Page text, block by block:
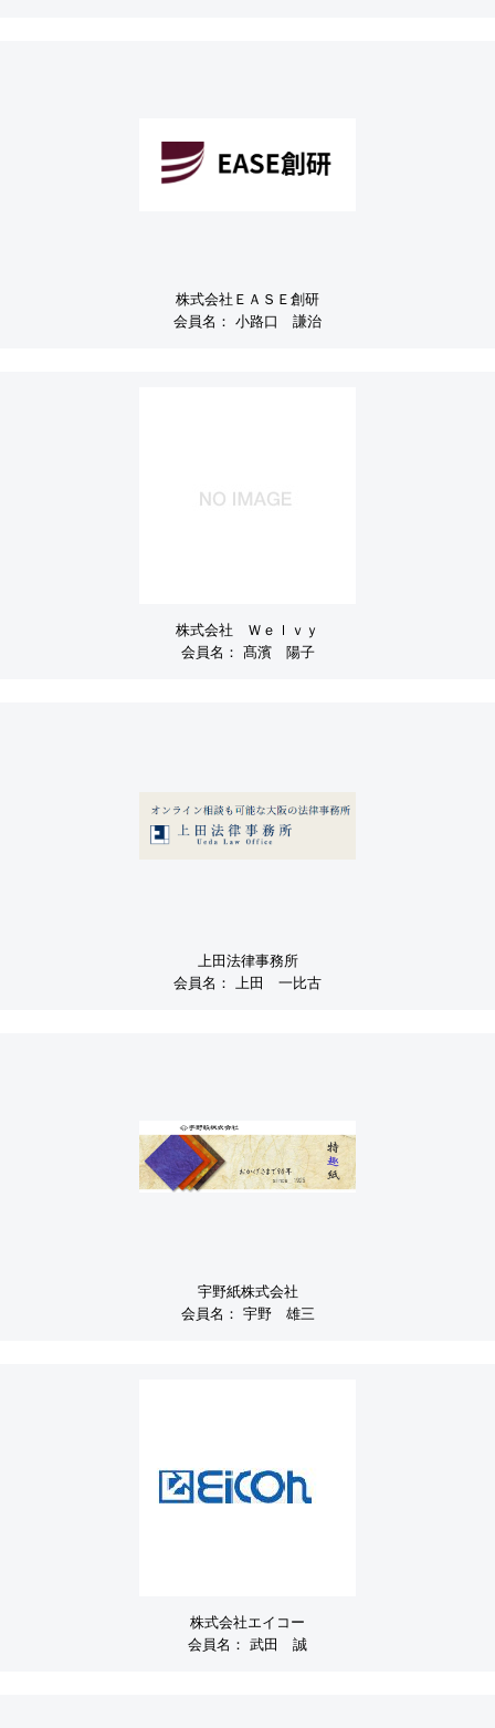
株式会社ＥＡＳＥ創研
会員名： 小路口 謙治
株式会社 Ｗｅｌｖｙ
会員名： 髙濱 陽子
上田法律事務所
会員名：
上田 一比古
宇野紙株式会社
会員名： 宇野 雄三
株式会社エイコー
会員名： 武田 誠